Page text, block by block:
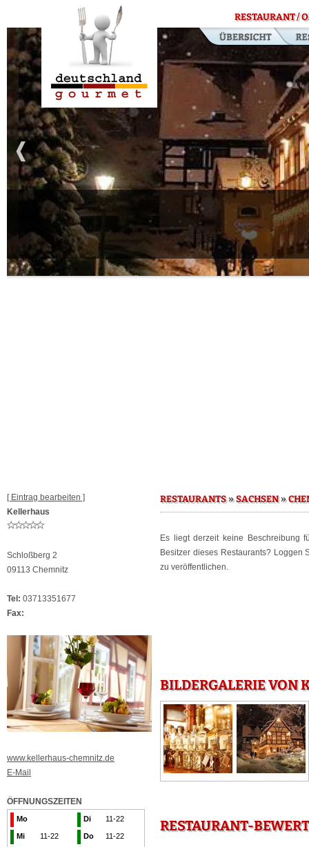
RESTAURANT /
[ Eintrag bearbeiten ]
Kellerhaus
Schloßberg 2
09113 Chemnitz
Tel: 03713351677
Fax:
www.kellerhaus-chemnitz.de
E-Mail
ÖFFNUNGSZEITEN
Mo Di 11-22
Mi 11-22 Do 11-22
RESTAURANTS»SACHSEN»
Es liegt derzeit keine Beschreibung
Besitzer dieses Restaurants? Loggen
zu veröffentlichen.
BILDERGALERIE VON
RESTAURANT-